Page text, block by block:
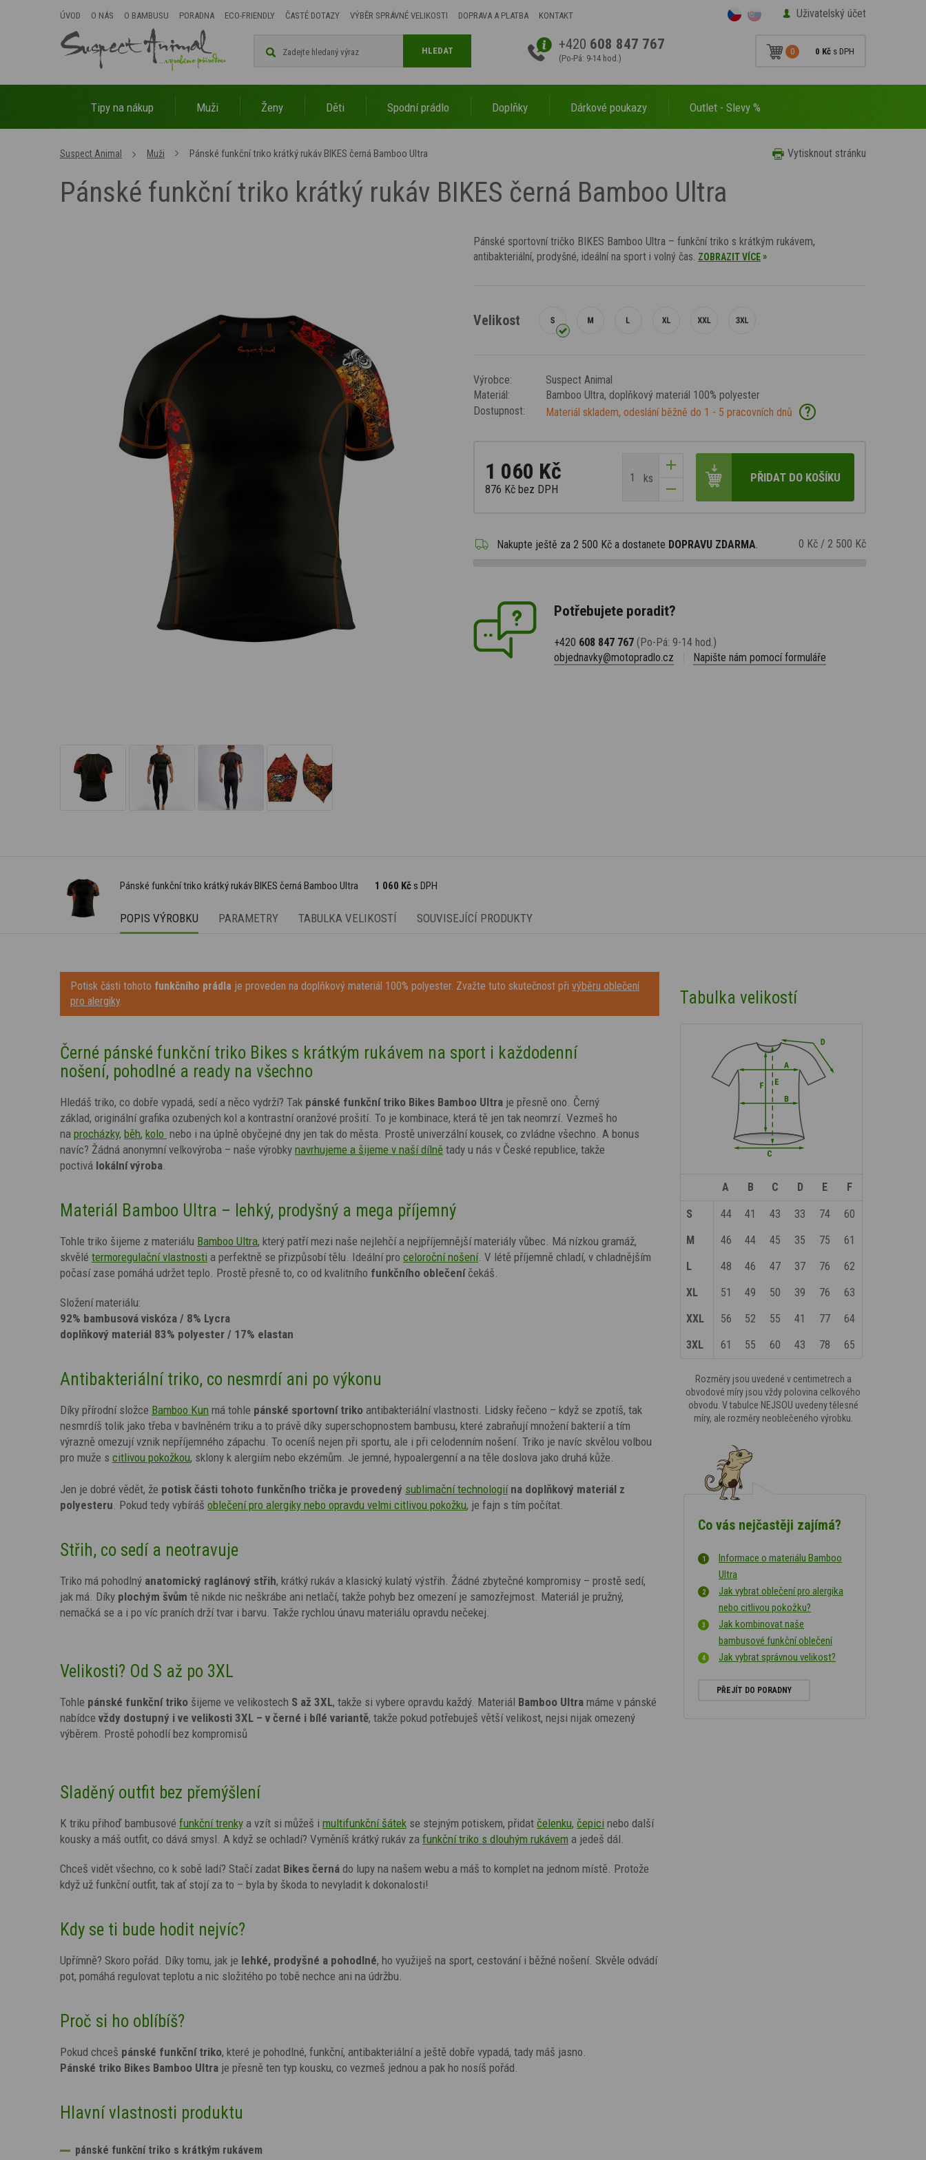
ÚVOD O NÁS O BAMBUSU PORADNA ECO-FRIENDLY ČASTÉ DOTAZY VÝBĚR SPRÁVNÉ VELIKOSTI DOPRAVA A PLATBA KONTAKT Uživatelský účet
+420 608 847 767
(Po-Pá: 9-14 hod.)
0 0 Kč s DPH
HLEDAT
Tipy na nákup Muži Ženy Děti Spodní prádlo Doplňky Dárkové poukazy Outlet - Slevy %
Vytisknout stránku
Suspect Animal Muži Pánské funkční triko krátký rukáv BIKES černá Bamboo Ultra
Pánské funkční triko krátký rukáv BIKES černá Bamboo Ultra
Pánské sportovní tričko BIKES Bamboo Ultra – funkční triko s krátkým rukávem,
antibakteriální, prodyšné, ideální na sport i volný čas. ZOBRAZIT VÍCE»
Velikost
Výrobce:
Suspect Animal
Materiál:
Bamboo Ultra, doplňkový materiál 100% polyester
Dostupnost:
Materiál skladem, odeslání běžně do 1 - 5 pracovních dnů ?
1 060 Kč
876 Kč bez DPH
ks PŘIDAT DO KOŠÍKU
Nakupte ještě za 2 500 Kč a dostanete DOPRAVU ZDARMA. 0 Kč / 2 500 Kč
Potřebujete poradit?
+420 608 847 767 (Po-Pá: 9-14 hod.)
objednavky@motopradlo.cz
Napište nám pomocí formuláře
Pánské funkční triko krátký rukáv BIKES černá Bamboo Ultra 1 060 Kčs DPH
POPIS VÝROBKU PARAMETRY TABULKA VELIKOSTÍ SOUVISEJÍCÍ PRODUKTY
Potisk části tohoto funkčního prádla je proveden na doplňkový materiál 100% polyester. Zvažte tuto skutečnost při výběru oblečení
pro alergiky.
Černé pánské funkční triko Bikes s krátkým rukávem na sport i každodenní
nošení, pohodlné a ready na všechno
Hledáš triko, co dobře vypadá, sedí a něco vydrží? Tak pánské funkční triko Bikes Bamboo Ultra je přesně ono. Černý
základ, originální grafika ozubených kol a kontrastní oranžové prošití. To je kombinace, která tě jen tak neomrzí. Vezmeš ho
na procházky, běh, kolo nebo i na úplně obyčejné dny jen tak do města. Prostě univerzální kousek, co zvládne všechno. A bonus
navíc? Žádná anonymní velkovýroba – naše výrobky navrhujeme a šijeme v naší dílně tady u nás v České republice, takže
poctivá lokální výroba.
Materiál Bamboo Ultra – lehký, prodyšný a mega příjemný
Tohle triko šijeme z materiálu Bamboo Ultra, který patří mezi naše nejlehčí a nejpříjemnější materiály vůbec. Má nízkou gramáž,
skvělé termoregulační vlastnosti a perfektně se přizpůsobí tělu. Ideální pro celoroční nošení. V létě příjemně chladí, v chladnějším
počasí zase pomáhá udržet teplo. Prostě přesně to, co od kvalitního funkčního oblečení čekáš.
Složení materiálu:
92% bambusová viskóza / 8% Lycra
doplňkový materiál 83% polyester / 17% elastan
Antibakteriální triko, co nesmrdí ani po výkonu
Díky přírodní složce Bamboo Kun má tohle pánské sportovní triko antibakteriální vlastnosti. Lidsky řečeno – když se zpotíš, tak
nesmrdíš tolik jako třeba v bavlněném triku a to právě díky superschopnostem bambusu, které zabraňují množení bakterií a tím
výrazně omezují vznik nepříjemného zápachu. To oceníš nejen při sportu, ale i při celodenním nošení. Triko je navíc skvělou volbou
pro muže s citlivou pokožkou, sklony k alergiím nebo ekzémům. Je jemné, hypoalergenní a na těle doslova jako druhá kůže.
Jen je dobré vědět, že potisk části tohoto funkčního trička je provedený sublimační technologiína doplňkový materiál z
polyesteru. Pokud tedy vybíráš oblečení pro alergiky nebo opravdu velmi citlivou pokožku, je fajn s tím počítat.
Střih, co sedí a neotravuje
Triko má pohodlný anatomický raglánový střih, krátký rukáv a klasický kulatý výstřih. Žádné zbytečné kompromisy – prostě sedí,
jak má. Díky plochým švům tě nikde nic neškrábe ani netlačí, takže pohyb bez omezení je samozřejmost. Materiál je pružný,
nemačká se a i po víc praních drží tvar i barvu. Takže rychlou únavu materiálu opravdu nečekej.
Velikosti? Od S až po 3XL
Tohle pánské funkční triko šijeme ve velikostech S až 3XL, takže si vybere opravdu každý. Materiál Bamboo Ultra máme v pánské
nabídce vždy dostupný i ve velikosti 3XL – v černé i bílé variantě, takže pokud potřebuješ větší velikost, nejsi nijak omezený
výběrem. Prostě pohodlí bez kompromisů
Sladěný outfit bez přemýšlení
K triku přihoď bambusové funkční trenky a vzít si můžeš i multifunkční šátek se stejným potiskem, přidat čelenku, čepici nebo další
kousky a máš outfit, co dává smysl. A když se ochladí? Vyměníš krátký rukáv za funkční triko s dlouhým rukávem a jedeš dál.
Chceš vidět všechno, co k sobě ladí? Stačí zadat Bikes černá do lupy na našem webu a máš to komplet na jednom místě. Protože
když už funkční outfit, tak ať stojí za to – byla by škoda to nevyladit k dokonalosti!
Kdy se ti bude hodit nejvíc?
Upřímně? Skoro pořád. Díky tomu, jak je lehké, prodyšné a pohodlné, ho využiješ na sport, cestování i běžné nošení. Skvěle odvádí
pot, pomáhá regulovat teplotu a nic složitého po tobě nechce ani na údržbu.
Proč si ho oblíbíš?
Pokud chceš pánské funkční triko, které je pohodlné, funkční, antibakteriální a ještě dobře vypadá, tady máš jasno.
Pánské triko Bikes Bamboo Ultra je přesně ten typ kousku, co vezmeš jednou a pak ho nosíš pořád.
Hlavní vlastnosti produktu
pánské funkční triko s krátkým rukávem
Tabulka velikostí
A B C D E F
S 44 41 43 33 74
60
M
46 44 45 35 75
61
L
48 46 47 37 76
62
XL
51 49 50 39 76
63
XXL
56 52 55 41 77
64
3XL
61 55 60 43 78 65
Rozměry jsou uvedené v centimetrech a
obvodové míry jsou vždy polovina celkového
obvodu. V tabulce NEJSOU uvedeny tělesné
míry, ale rozměry neoblečeného výrobku.
Co vás nejčastěji zajímá?
Informace o materiálu Bamboo
Ultra
Jak vybrat oblečení pro alergika
nebo citlivou pokožku?
Jak kombinovat naše
bambusové funkční oblečení
Jak vybrat správnou velikost?
PŘEJÍT DO PORADNY